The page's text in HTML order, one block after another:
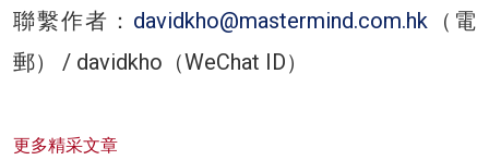
聯繫作者： davidkho@mastermind.com.hk （電
郵） / davidkho（WeChat ID）
更多精采文章